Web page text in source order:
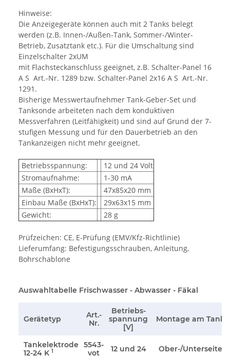
Hinweise:
Die Anzeigegeräte können auch mit 2 Tanks belegt
werden (z.B. Innen-/Außen-Tank, Sommer-/Winter-
Betrieb, Zusatztank etc.). Für die Umschaltung sind
Einzelschalter 2xUM
mit Flachsteckanschluss geeignet, z.B. Schalter-Panel 16
A S Art.-Nr. 1289 bzw. Schalter-Panel 2x16 A S Art.-Nr.
1291.
Bisherige Messwertaufnehmer Tank-Geber-Set und
Tanksonde arbeiteten nach dem konduktiven
Messverfahren (Leitfähigkeit) und sind auf Grund der 7-
stufigen Messung und für den Dauerbetrieb an den
Tankanzeigen nicht mehr geeignet.
Betriebsspannung:
12 und 24 Volt
Stromaufnahme:
1-30 mA
Maße (BxHxT):
47x85x20 mm
Einbau Maße (BxHxT):
29x63x15 mm
Gewicht:
28 g
Prüfzeichen: CE, E-Prüfung (EMV/Kfz-Richtlinie)
Lieferumfang: Befestigungsschrauben, Anleitung,
Bohrschablone
Auswahltabelle Frischwasser - Abwasser - Fäkal
Gerätetyp
Art.-
Nr.
Betriebs-
spannung
[V]
Montage am Tank
Tankelektrode
12-24 K 1
5543-
vot
12 und 24 Ober-/Unterseite